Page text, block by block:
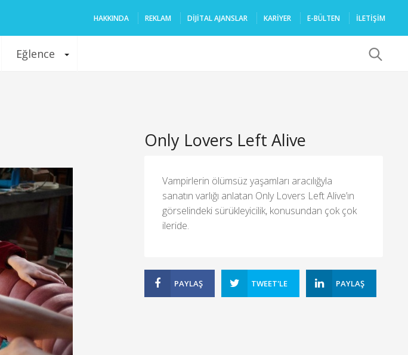
HAKKINDA REKLAM DIJITAL AJANSLAR KARIYER E-BÜLTEN İLETİŞİM
Eğlence
Only Lovers Left Alive
Vampirlerin ölümsüz yaşamları aracılığyla
sanatın varlığı anlatan Only Lovers Left Alive’ın
görselindeki sürükleyicilik, konusundan çok çok
ileride.
PAYLAŞ TWEET'LE PAYLAŞ